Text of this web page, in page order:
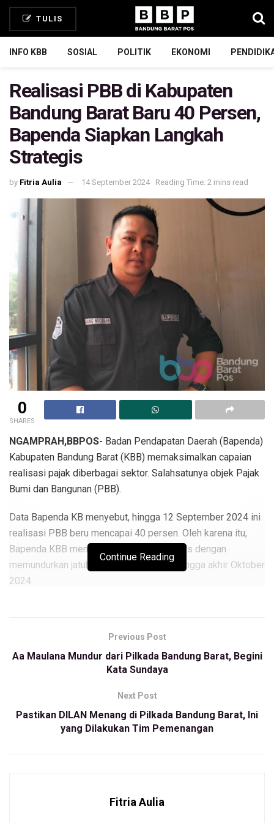
TULIS
INFO KBB SOSIAL POLITIK EKONOMI
Realisasi PBB di Kabupaten
Bandung Barat Baru 40 Persen,
Bapenda Siapkan Langkah
Strategis
by Fitria Aulia 14 September 2024 Reading Time: 2 mins read
0
SHARES
NGAMPRAH,BBPOS- Badan Pendapatan Daerah (Bapenda)
Kabupaten Bandung Barat (KBB) memaksimalkan capaian
realisasi pajak diberbagai sektor. Salahsatunya objek Pajak
Bumi dan Bangunan (PBB).
Data Bapenda KB menyebut, hingga 12 September 2024 ini
realisasi PBB beru mencapai 40 persen. Oleh karena itu,
Bapenda KBB mengambil langkah strategis dengan
memundurkan jatuh tempo pembayaran hingga akhir Oktober
2024.
penerimaan PBB yang masih jauh dari target.
“Realisasi penerimaan PBB baru mencapai 40% per tanggal
memundurkan jatuh tempo hingga Oktober 2024,” katanya.
Ia menyebut, upaya yang dilakukan oleh Bapenda KBB
Continue Reading
Previous Post
Aa Maulana Mundur dari Pilkada Bandung Barat, Begini
Kata Sundaya
Next Post
Pastikan DILAN Menang di Pilkada Bandung Barat, Ini
yang Dilakukan Tim Pemenangan
Fitria Aulia